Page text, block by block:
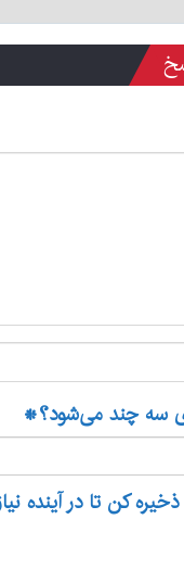
سه چند می‌شود؟*
کن تا در آینده